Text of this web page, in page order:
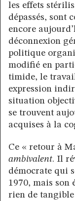
les effets
dépassés, sont
encore
déconnexion
politique
modifié en
timide, le
expression
situation
se trouvent
acquises à la
Ce « retour à
ambivalent. Il
démocrate qui
1970, mais son
rien de tangible